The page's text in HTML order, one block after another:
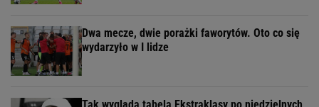
Dwa mecze, dwie porażki faworytów. Oto co się
wydarzyło w I lidze